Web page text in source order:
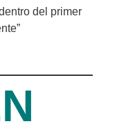
del primer